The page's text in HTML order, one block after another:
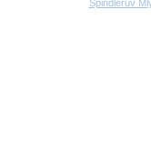
Špindlerův